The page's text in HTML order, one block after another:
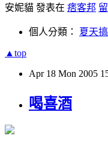
安妮貓 發表在 痞客邦
個人分類： 夏天
▲top
Apr 18 Mon 2005
喝喜酒